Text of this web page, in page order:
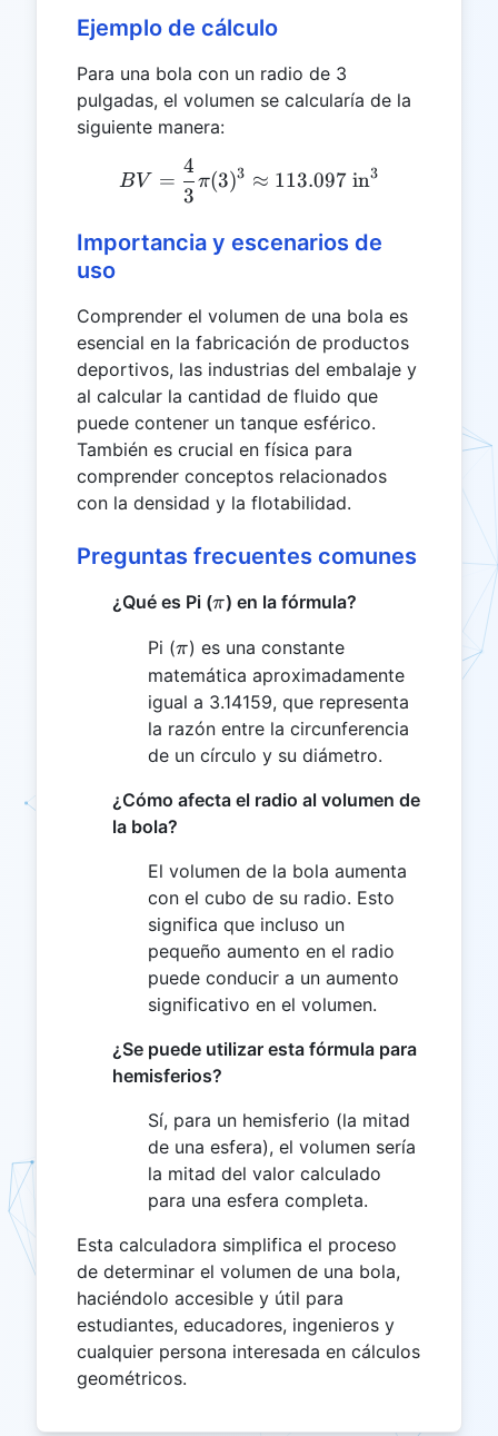
Ejemplo de cálculo
Para una bola con un radio de 3
pulgadas, el volumen se calcularía de la
siguiente manera:
BV = \frac{4}{3} \pi
BV =
3
4
π(3)3 ≈ 113.097 in3
Importancia y escenarios de
uso
Comprender el volumen de una bola es
esencial en la fabricación de productos
deportivos, las industrias del embalaje y
al calcular la cantidad de fluido que
puede contener un tanque esférico.
También es crucial en física para
comprender conceptos relacionados
con la densidad y la flotabilidad.
Preguntas frecuentes comunes
¿Qué es Pi (\pi
π) en la fórmula?
Pi (\pi
π) es una constante
matemática aproximadamente
igual a 3.14159, que representa
la razón entre la circunferencia
de un círculo y su diámetro.
¿Cómo afecta el radio al volumen de
la bola?
El volumen de la bola aumenta
con el cubo de su radio. Esto
significa que incluso un
pequeño aumento en el radio
puede conducir a un aumento
significativo en el volumen.
¿Se puede utilizar esta fórmula para
hemisferios?
Sí, para un hemisferio (la mitad
de una esfera), el volumen sería
la mitad del valor calculado
para una esfera completa.
Esta calculadora simplifica el proceso
de determinar el volumen de una bola,
haciéndolo accesible y útil para
estudiantes, educadores, ingenieros y
cualquier persona interesada en cálculos
geométricos.